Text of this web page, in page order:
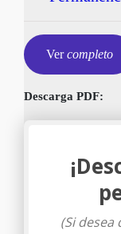
Vercompleto
Descarga PDF:
(Si